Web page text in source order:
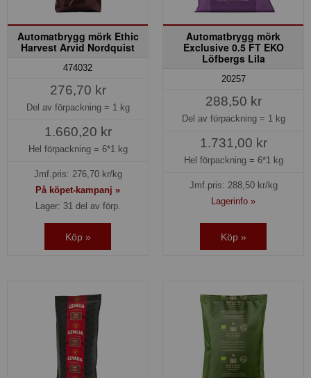
Automatbrygg mörk Ethic
Harvest Arvid Nordquist
474032
276,70 kr
Del av förpackning = 1 kg
1.660,20 kr
Hel förpackning = 6*1 kg
Jmf.pris: 276,70kr/kg
På köpet-kampanj »
Lager: 31 del av förp.
Köp »
Automatbrygg mörk
Exclusive 0.5 FT EKO
Löfbergs Lila
20257
288,50 kr
Del av förpackning = 1 kg
1.731,00 kr
Hel förpackning = 6*1 kg
Jmf.pris: 288,50kr/kg
Lagerinfo »
Köp »